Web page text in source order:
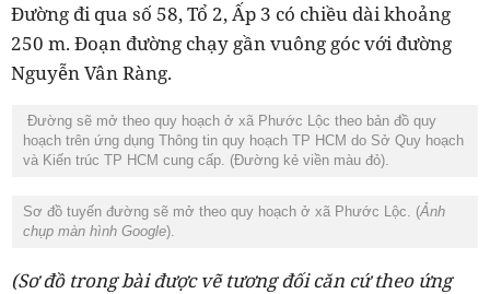
Đường đi qua số 58, Tổ 2, Ấp 3 có chiều dài khoảng
250 m. Đoạn đường chạy gần vuông góc với đường
Nguyễn Vân Ràng.
Đường sẽ mở theo quy hoạch ở xã Phước Lộc theo bản đồ quy
hoạch trên ứng dụng Thông tin quy hoạch TP HCM do Sở Quy hoạch
và Kiến trúc TP HCM cung cấp. (Đường kẻ viền màu đỏ).
Sơ đồ tuyến đường sẽ mở theo quy hoạch ở xã Phước Lộc. (Ảnh
chụp màn hình Google).
(Sơ đồ trong bài được vẽ tương đối căn cứ theo ứng